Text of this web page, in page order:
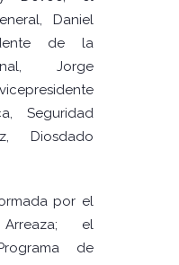
Daniel
de la
Jorge
Seguridad
Diosdado
por el
el
de